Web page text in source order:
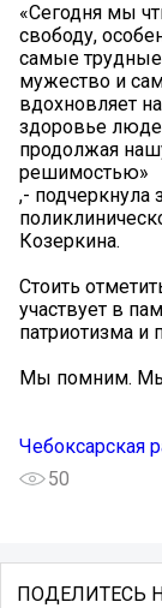
«Сегодня мы
свободу,
самые
мужество и
вдохновляет
здоровье
продолжая
решимостью»
,- подчеркнула
Козеркина.
Стоить
участвует в
патриотизма и
Мы помним.
Чебоксарская
50
ПОДЕЛИТЕСЬ